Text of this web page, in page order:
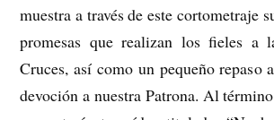
muestra a través de este cortometraje
promesas que realizan los fieles a
Cruces, así como un pequeño repaso
devoción a nuestra Patrona. Al